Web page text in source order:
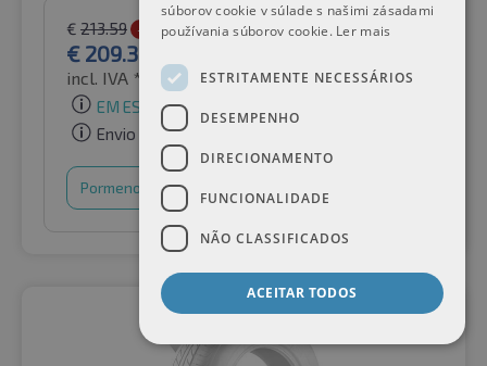
€ 213.59 -2%
€ 209.32
incl. IVA * por Auto-Raifen GmbH
EM ESTOQUE
Envio gratuito
Pormenores
súborov cookie v súlade s našimi zásadami
používania súborov cookie. Ler mais
ESTRITAMENTE NECESSÁRIOS
DESEMPENHO
DIRECIONAMENTO
FUNCIONALIDADE
NÃO CLASSIFICADOS
ACEITAR TODOS